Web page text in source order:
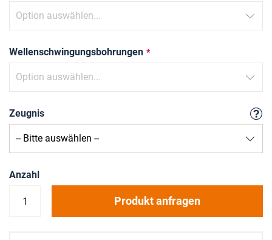
Wellenschwingungsbohrungen
Zeugnis
Anzahl
Produkt anfragen